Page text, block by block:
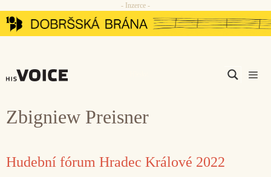
Přeskočit
na
- Inzerce -
Zbigniew Preisner
Hudební fórum Hradec Králové 2022